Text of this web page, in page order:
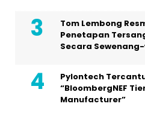
Tom Lembong
Penetapan
Secara
Pylontech
“BloombergNEF
Manufacturer”